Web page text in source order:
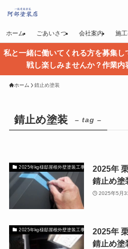
ホーム ごあいさつ 会社案内 施
私と一緒に働いてくれる方を募集
戦し楽しみませんか？作業内
ホーム 錆止め塗装
錆止め塗装 – tag –
2025年kg様邸屋根外壁塗装工事
2025年
錆止め塗
2025年5月
2025年kg様邸屋根外壁塗装工事
2025年
錆止め塗